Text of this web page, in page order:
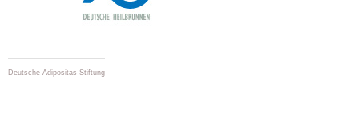
Deutsche Adipositas Stiftung